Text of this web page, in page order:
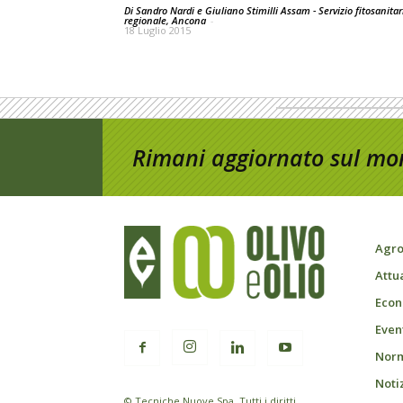
Di Sandro Nardi e Giuliano Stimilli Assam - Servizio
regionale, Ancona -
18 Luglio 2015
Rimani aggiornato sul